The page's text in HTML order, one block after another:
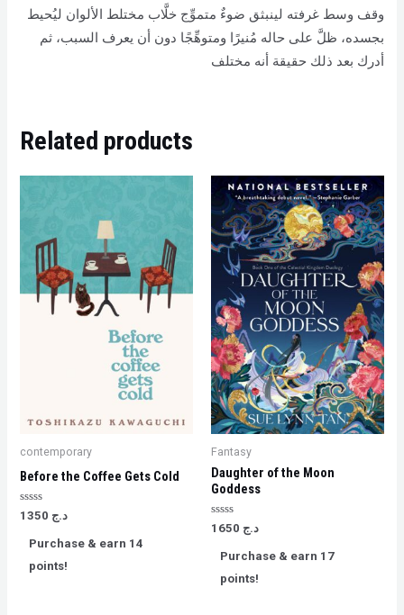
وقف وسط غرفته لينبثق ضوءٌ متموِّج خلَّاب مختلط الألوان ليُحيط
بجسده، ظلَّ على حاله مُنيرًا ومتوهِّجًا دون أن يعرف السبب، ثم
أدرك بعد ذلك حقيقة أنه مختلف
Related products
contemporary
Before the Coffee Gets Cold
Rated
0
of
د.ج
Purchase & earn 14
points!
Fantasy
Daughter of the Moon
Goddess
Rated
0
د.ج
Purchase & earn 17
points!